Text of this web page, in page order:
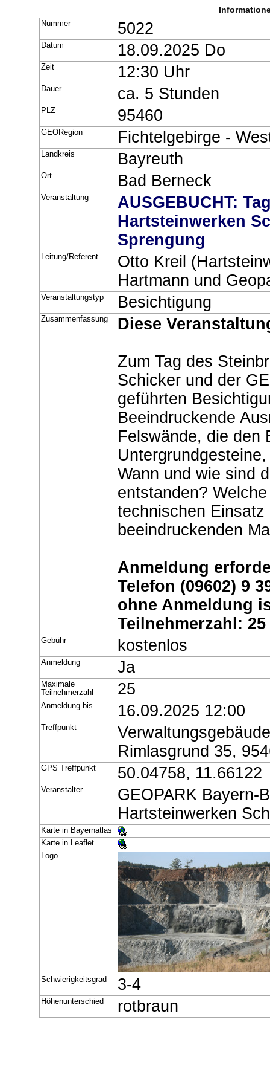
Nummer 5022
Datum 18.09.2025 Do
Zeit 12:30 Uhr
Dauer ca. 5 Stunden
PLZ 95460
GEORegion Fichtelgebirge -
Landkreis Bayreuth
Ort Bad Berneck
Veranstaltung
AUSGEBUCHT:
Hartsteinwerken
Sprengung
Leitung/Referent
Otto Kreil
Hartmann und
Veranstaltungstyp Besichtigung
Zusammenfassung Diese
Zum Tag des
Schicker und der
geführten
Beeindruckende
Felswände, die den
Wann und wie sind
entstanden?
technischen
beeindruckenden
Anmeldung
Telefon (09602) 9
ohne Anmeldung
Teilnehmerzahl: 25
Gebühr kostenlos
Anmeldung Ja
Maximale
Teilnehmerzahl
25
Anmeldung bis 16.09.2025 12:00
Treffpunkt
Rimlasgrund 35,
GPS Treffpunkt 50.04758, 11.66122
Veranstalter
GEOPARK Bayern-
Hartsteinwerken
Karte in Bayernatlas
Karte in Leaflet
Logo
Schwierigkeitsgrad 3-4
Höhenunterschied rotbraun